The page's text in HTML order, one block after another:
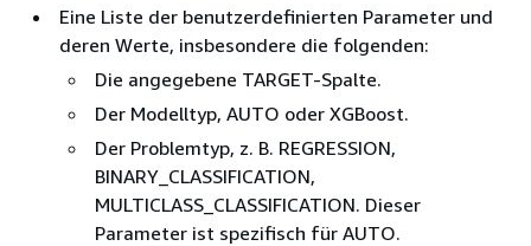
Eine Liste der benutzerdefinierten Parameter und
deren Werte, insbesondere die folgenden:
Die angegebene TARGET-Spalte.
Der Modelltyp, AUTO oder XGBoost.
Der Problemtyp, z. B. REGRESSION,
BINARY_CLASSIFICATION,
MULTICLASS_CLASSIFICATION. Dieser
Parameter ist spezifisch für AUTO.